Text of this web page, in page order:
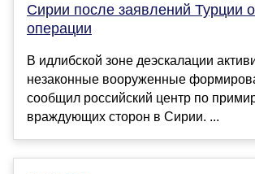
Сирии после заявлений Турции
операции
В идлибской зоне деэскалации
незаконные вооруженные
сообщил российский центр по
враждующих сторон в Сирии. ...